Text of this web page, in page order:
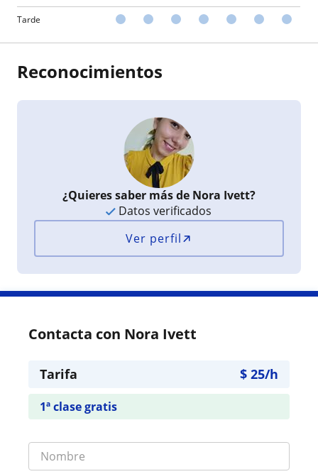
Tarde
Reconocimientos
¿Quieres saber más de Nora Ivett?
Datos verificados
Ver perfil
Contacta con Nora Ivett
Tarifa $ 25/h
1ª clase gratis